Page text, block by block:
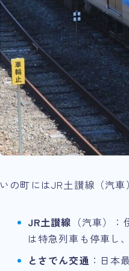
いの町にはJR土讃線（汽
JR土讃線 （汽車）
は特急列車も停車し
とさでん交通 ：日本